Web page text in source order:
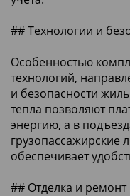
## Технологии и
Особенностью
технологий,
и безопасности
тепла позволяют
энергию, а в
грузопассажирские
обеспечивает
## Отделка и ремонт